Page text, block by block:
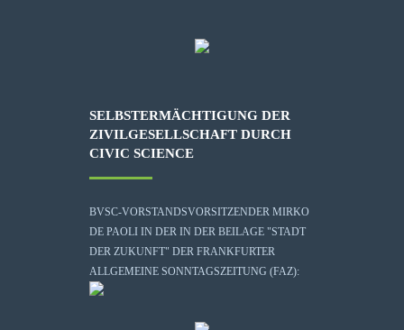
SELBSTERMÄCHTIGUNG DER
ZIVILGESELLSCHAFT DURCH
CIVIC SCIENCE
BVSC-VORSTANDSVORSITZENDER MIRKO
DE PAOLI IN DER IN DER BEILAGE "STADT
DER ZUKUNFT" DER FRANKFURTER
ALLGEMEINE SONNTAGSZEITUNG (FAZ):